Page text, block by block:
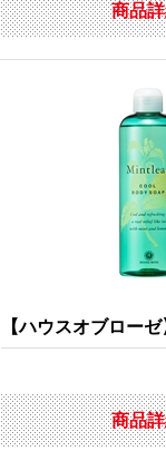
商品
【ハウスオブロー
商品